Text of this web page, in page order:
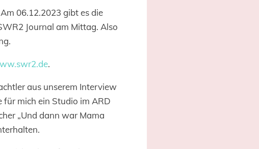
06.12.2023 gibt es die
Journal am Mittag. Also
.
aus unserem Interview
mich ein Studio im ARD
„Und dann war Mama